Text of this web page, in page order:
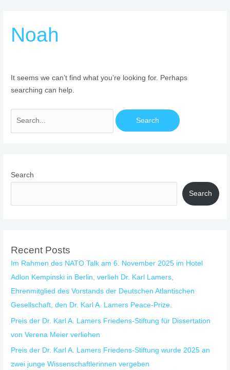
contentNoah
It seems we can’t find what you’re looking for. Perhaps
searching can help.
Search
Search
Recent Posts
Im Rahmen des NATO Talk am 6. November 2025 im Hotel
Adlon Kempinski in Berlin, verlieh Dr. Karl Lamers,
Ehrenmitglied des Vorstands der Deutschen Atlantischen
Gesellschaft, den Dr. Karl A. Lamers Peace-Prize.
Preis der Dr. Karl A. Lamers Friedens-Stiftung für Dissertation
von Verena Meier verliehen
Preis der Dr. Karl A. Lamers Friedens-Stiftung wurde 2025 an
zwei junge Wissenschaftlerinnen vergeben